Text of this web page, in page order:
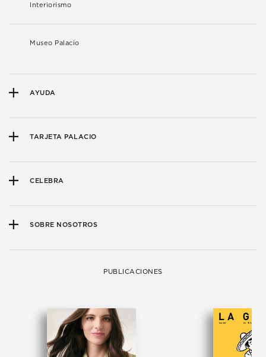
Interiorismo
Museo Palacio
AYUDA
TARJETA PALACIO
CELEBRA
SOBRE NOSOTROS
PUBLICACIONES